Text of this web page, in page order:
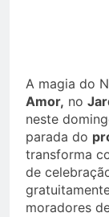
A magia do
Amor, no
neste
parada do
transforma
de
moradores